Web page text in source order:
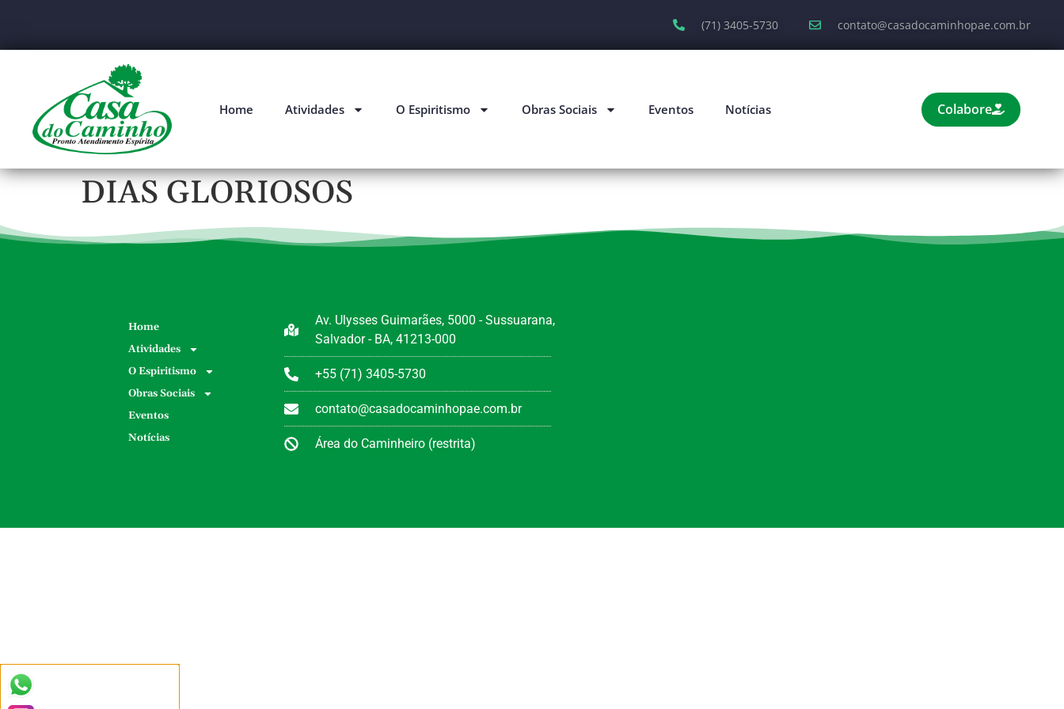
(71) 3405-5730 contato@casadocaminhopae.com.br
Home Atividades O Espiritismo Obras Sociais Eventos Notícias Colabore
DIAS GLORIOSOS
Home
Atividades
O Espiritismo
Obras Sociais
Eventos
Notícias
Av. Ulysses Guimarães, 5000 - Sussuarana,
Salvador - BA, 41213-000
+55 (71) 3405-5730
contato@casadocaminhopae.com.br
Área do Caminheiro (restrita)